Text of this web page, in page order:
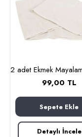
99,00 TL
Sepete Ekle
Detaylı İncele